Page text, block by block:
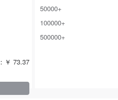
：￥ 73.37
50000+
100000+
500000+